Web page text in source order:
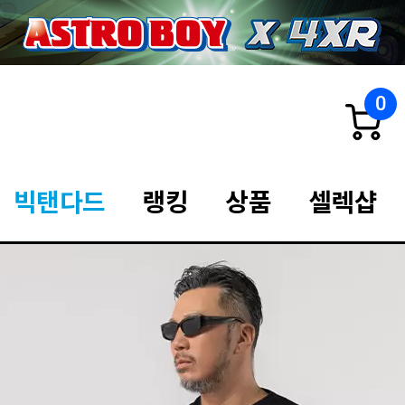
0
빅탠다드 랭킹 상품 셀렉샵